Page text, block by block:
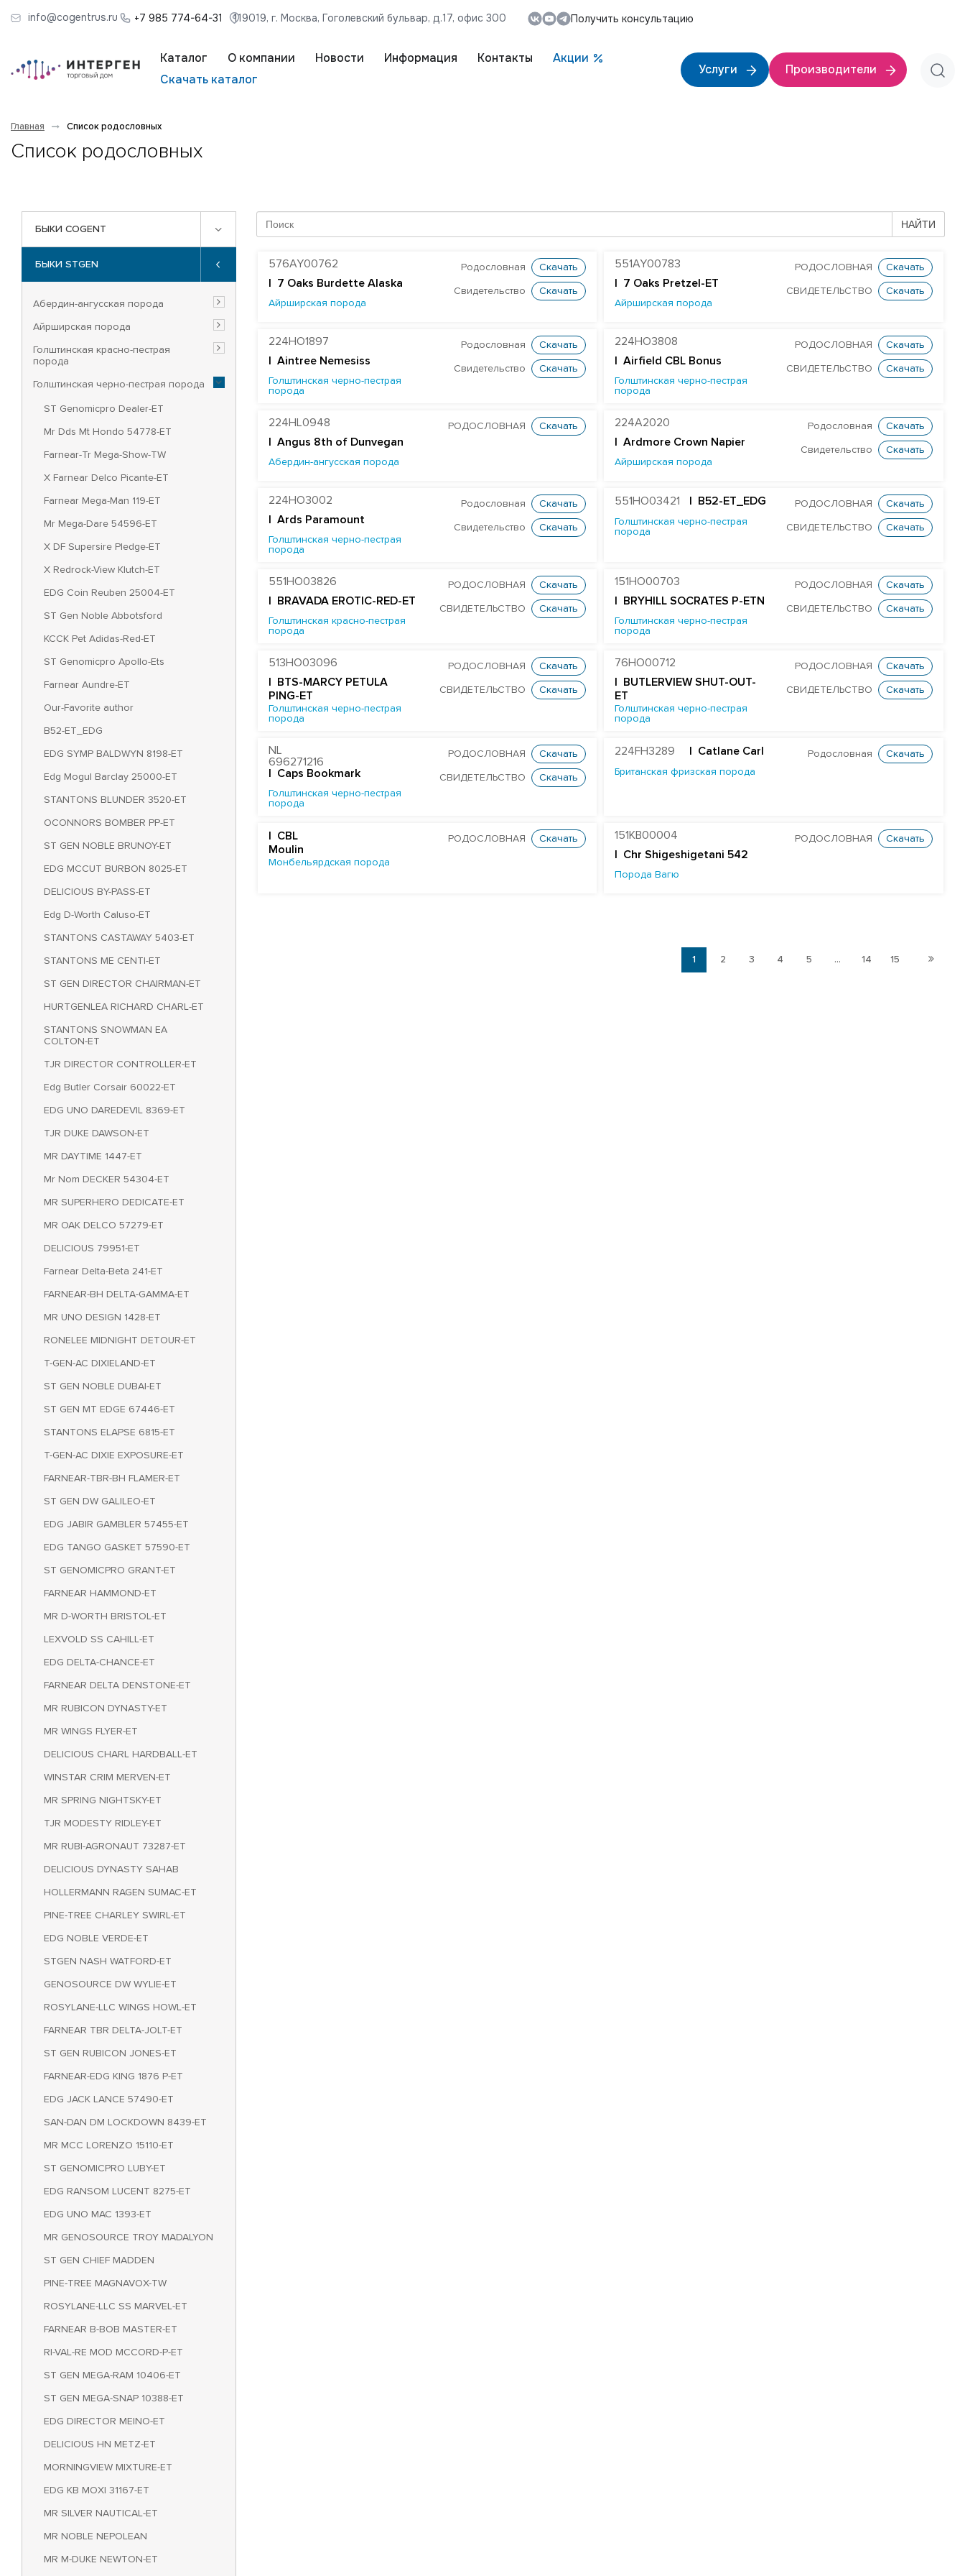
info@cogentrus.ru +7 985 774-64-31 119019, г. Москва, Гоголевский бульвар, д.17, офис 300 Получить консультацию
Каталог О компании Новости Информация Контакты
Акции
Скачать каталог
Услуги Производители
Главная Список родословных
Список родословных
БЫКИ COGENT
БЫКИ STGEN
Абердин-ангусская порода
Айрширская порода
Голштинская красно-пестрая
порода
Голштинская черно-пестрая порода
ST Genomicpro Dealer-ET
Mr Dds Mt Hondo 54778-ET
Farnear-Tr Mega-Show-TW
X Farnear Delco Picante-ET
Farnear Mega-Man 119-ET
Mr Mega-Dare 54596-ET
X DF Supersire Pledge-ET
X Redrock-View Klutch-ET
EDG Coin Reuben 25004-ET
ST Gen Noble Abbotsford
KCCK Pet Adidas-Red-ET
ST Genomicpro Apollo-Ets
Farnear Aundre-ET
Our-Favorite author
B52-ET_EDG
EDG SYMP BALDWYN 8198-ET
Edg Mogul Barclay 25000-ET
STANTONS BLUNDER 3520-ET
OCONNORS BOMBER PP-ET
ST GEN NOBLE BRUNOY-ET
EDG MCCUT BURBON 8025-ET
DELICIOUS BY-PASS-ET
Edg D-Worth Caluso-ET
STANTONS CASTAWAY 5403-ET
STANTONS ME CENTI-ET
ST GEN DIRECTOR CHAIRMAN-ET
HURTGENLEA RICHARD CHARL-ET
STANTONS SNOWMAN EA
COLTON-ET
TJR DIRECTOR CONTROLLER-ET
Edg Butler Corsair 60022-ET
EDG UNO DAREDEVIL 8369-ET
TJR DUKE DAWSON-ET
MR DAYTIME 1447-ET
Mr Nom DECKER 54304-ET
MR SUPERHERO DEDICATE-ET
MR OAK DELCO 57279-ET
DELICIOUS 79951-ET
Farnear Delta-Beta 241-ET
FARNEAR-BH DELTA-GAMMA-ET
MR UNO DESIGN 1428-ET
RONELEE MIDNIGHT DETOUR-ET
T-GEN-AC DIXIELAND-ET
ST GEN NOBLE DUBAI-ET
ST GEN MT EDGE 67446-ET
STANTONS ELAPSE 6815-ET
T-GEN-AC DIXIE EXPOSURE-ET
FARNEAR-TBR-BH FLAMER-ET
ST GEN DW GALILEO-ET
EDG JABIR GAMBLER 57455-ET
EDG TANGO GASKET 57590-ET
ST GENOMICPRO GRANT-ET
FARNEAR HAMMOND-ET
MR D-WORTH BRISTOL-ET
LEXVOLD SS CAHILL-ET
EDG DELTA-CHANCE-ET
FARNEAR DELTA DENSTONE-ET
MR RUBICON DYNASTY-ET
MR WINGS FLYER-ET
DELICIOUS CHARL HARDBALL-ET
WINSTAR CRIM MERVEN-ET
MR SPRING NIGHTSKY-ET
TJR MODESTY RIDLEY-ET
MR RUBI-AGRONAUT 73287-ET
DELICIOUS DYNASTY SAHAB
HOLLERMANN RAGEN SUMAC-ET
PINE-TREE CHARLEY SWIRL-ET
EDG NOBLE VERDE-ET
STGEN NASH WATFORD-ET
GENOSOURCE DW WYLIE-ET
ROSYLANE-LLC WINGS HOWL-ET
FARNEAR TBR DELTA-JOLT-ET
ST GEN RUBICON JONES-ET
FARNEAR-EDG KING 1876 P-ET
EDG JACK LANCE 57490-ET
SAN-DAN DM LOCKDOWN 8439-ET
MR MCC LORENZO 15110-ET
ST GENOMICPRO LUBY-ET
EDG RANSOM LUCENT 8275-ET
EDG UNO MAC 1393-ET
MR GENOSOURCE TROY MADALYON
ST GEN CHIEF MADDEN
PINE-TREE MAGNAVOX-TW
ROSYLANE-LLC SS MARVEL-ET
FARNEAR B-BOB MASTER-ET
RI-VAL-RE MOD MCCORD-P-ET
ST GEN MEGA-RAM 10406-ET
ST GEN MEGA-SNAP 10388-ET
EDG DIRECTOR MEINO-ET
DELICIOUS HN METZ-ET
MORNINGVIEW MIXTURE-ET
EDG KB MOXI 31167-ET
MR SILVER NAUTICAL-ET
MR NOBLE NEPOLEAN
MR M-DUKE NEWTON-ET
НАЙТИ
576AY00762
7 Oaks Burdette Alaska
Айрширская порода
Родословная Скачать
Свидетельство Скачать
551AY00783
| 7 Oaks Pretzel-ET
Айрширская порода
РОДОСЛОВНАЯ Скачать
СВИДЕТЕЛЬСТВО Скачать
224HO1897
Aintree Nemesiss
Голштинская черно-пестрая
порода
Родословная Скачать
Свидетельство Скачать
224HO3808
| Airfield CBL Bonus
Голштинская черно-пестрая
порода
РОДОСЛОВНАЯ Скачать
СВИДЕТЕЛЬСТВО Скачать
224HL0948
| Angus 8th of Dunvegan
Абердин-ангусская порода
РОДОСЛОВНАЯ Скачать
224A2020
|Ardmore Crown Napier
Айрширская порода
Родословная Скачать
Свидетельство Скачать
224HO3002
Ards Paramount
Голштинская черно-пестрая
порода
Родословная Скачать
Свидетельство Скачать
551HO03421 | B52-ET_EDG
Голштинская черно-пестрая
порода
РОДОСЛОВНАЯ Скачать
СВИДЕТЕЛЬСТВО Скачать
551HO03826
| BRAVADA EROTIC-RED-ET
Голштинская красно-пестрая
порода
РОДОСЛОВНАЯ Скачать
СВИДЕТЕЛЬСТВО Скачать
151HO00703
| BRYHILL SOCRATES P-ETN
Голштинская черно-пестрая
порода
РОДОСЛОВНАЯ Скачать
СВИДЕТЕЛЬСТВО Скачать
513HO03096
| BTS-MARCY PETULA
PING-ET
Голштинская черно-пестрая
порода
РОДОСЛОВНАЯ Скачать
СВИДЕТЕЛЬСТВО Скачать
76HO00712
| BUTLERVIEW SHUT-OUT-
ET
Голштинская черно-пестрая
порода
РОДОСЛОВНАЯ Скачать
СВИДЕТЕЛЬСТВО Скачать
NL
696271216
| Caps Bookmark
Голштинская черно-пестрая
порода
РОДОСЛОВНАЯ Скачать
СВИДЕТЕЛЬСТВО Скачать
224FH3289 | Catlane Carl
Британская фризская порода
Родословная Скачать
| CBL
Moulin
Монбельярдская порода
РОДОСЛОВНАЯ Скачать
151KB00004
| Chr Shigeshigetani 542
Порода Вагю
РОДОСЛОВНАЯ Скачать
1 2 3 4 5 ... 14 15